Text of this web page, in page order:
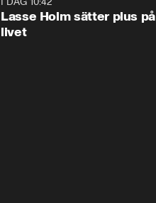
Lasse Holm sätter plus på
livet